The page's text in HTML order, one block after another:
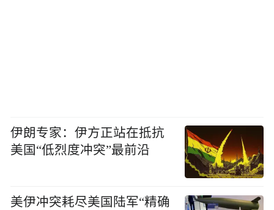
伊朗专家：伊方正站在抵抗
美国“低烈度冲突”最前沿
美伊冲突耗尽美国陆军“精确